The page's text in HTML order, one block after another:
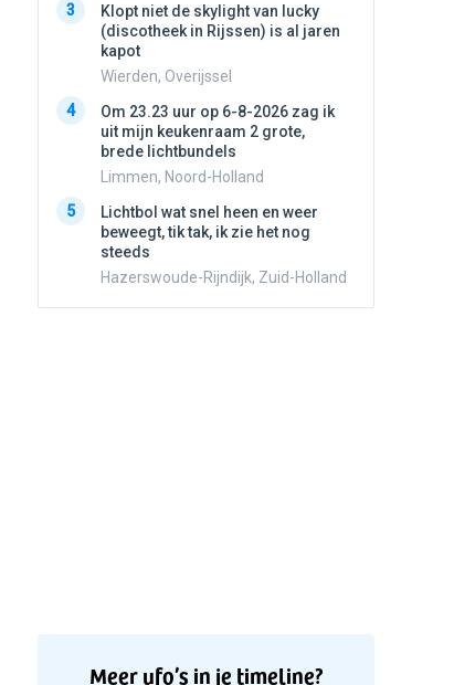
3
Klopt niet de skylight van lucky
(discotheek in Rijssen) is al jaren
kapot
Wierden, Overijssel
4
Om 23.23 uur op 6-8-2026 zag ik
uit mijn keukenraam 2 grote,
brede lichtbundels
Limmen, Noord-Holland
5
Lichtbol wat snel heen en weer
beweegt, tik tak, ik zie het nog
steeds
Hazerswoude-Rijndijk, Zuid-Holland
Meer ufo’s in je timeline?